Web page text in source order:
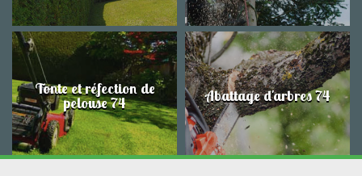
Tonte et réfection de
pelouse 74 Abattage d'arbres 74